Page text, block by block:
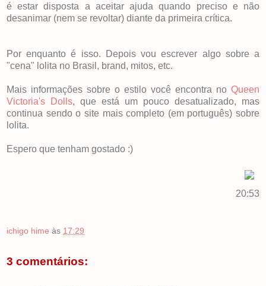
é estar disposta a aceitar ajuda quando preciso e não
desanimar (nem se revoltar) diante da primeira crítica.
Por enquanto é isso. Depois vou escrever algo sobre a
"cena" lolita no Brasil, brand, mitos, etc.
Mais informações sobre o estilo você encontra no Queen
Victoria's Dolls, que está um pouco desatualizado, mas
continua sendo o site mais completo (em português) sobre
lolita.
Espero que tenham gostado :)
20:53
ichigo hime às 17:29
3 comentários: